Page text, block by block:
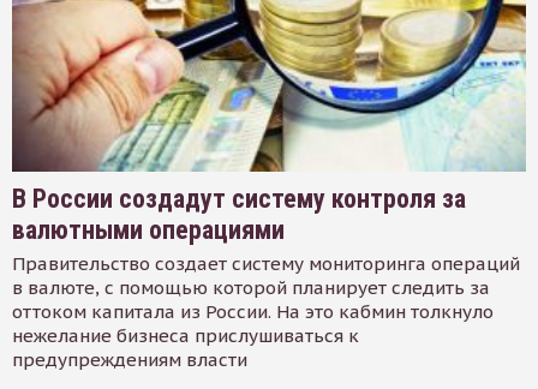
В России создадут систему контроля за
валютными операциями
Правительство создает систему мониторинга операций
в валюте, с помощью которой планирует следить за
оттоком капитала из России. На это кабмин толкнуло
нежелание бизнеса прислушиваться к
предупреждениям власти